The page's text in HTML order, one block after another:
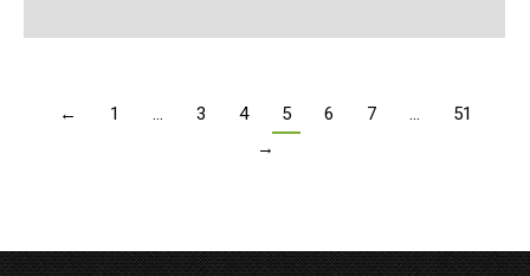
← 1 … 3 4 5 6 7 …
51
→